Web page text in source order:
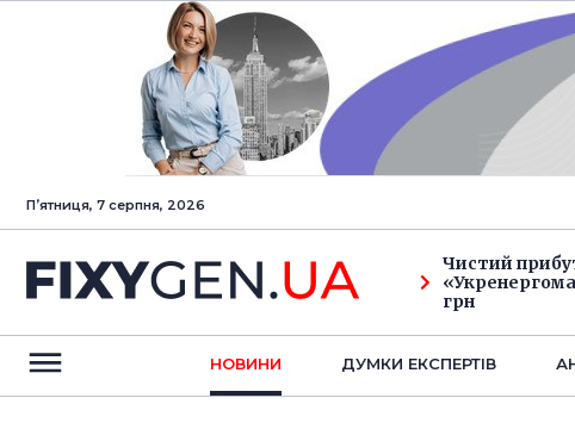
Пʼятниця, 7 серпня, 2026
Чистий
грн
НОВИНИ ДУМКИ ЕКСПЕРТIВ